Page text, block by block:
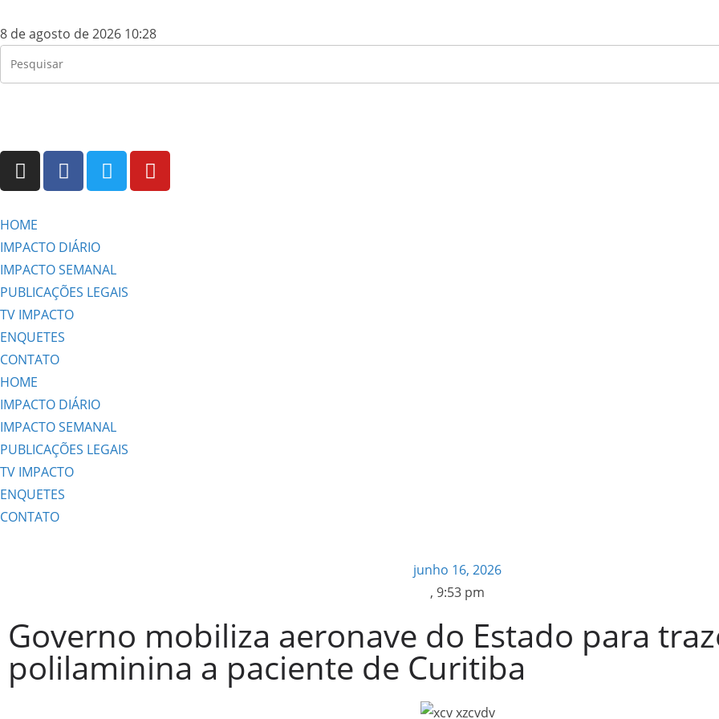
8 de agosto de 2026 10:28
HOME
IMPACTO DIÁRIO
IMPACTO SEMANAL
PUBLICAÇÕES LEGAIS
TV IMPACTO
ENQUETES
CONTATO
HOME
IMPACTO DIÁRIO
IMPACTO SEMANAL
PUBLICAÇÕES LEGAIS
TV IMPACTO
ENQUETES
CONTATO
junho 16, 2026
, 9:53 pm
Governo mobiliza aeronave do Estado para
polilaminina a paciente de Curitiba